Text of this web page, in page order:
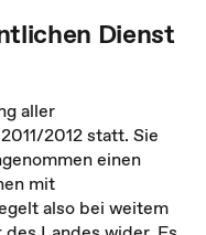
Dienst
aller
2012 statt. Sie
einen
mit
also bei weitem